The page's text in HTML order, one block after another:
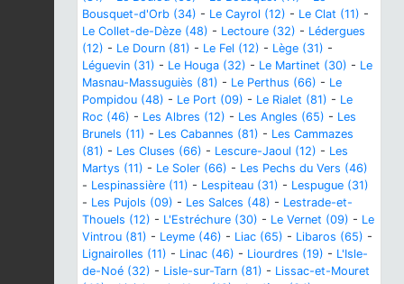
Bousquet-d'Orb (34) - Le Cayrol (12) - Le Clat (11) -
Le Collet-de-Dèze (48) - Lectoure (32) - Lédergues
(12) - Le Dourn (81) - Le Fel (12) - Lège (31) -
Léguevin (31) - Le Houga (32) - Le Martinet (30) - Le
Masnau-Massuguiès (81) - Le Perthus (66) - Le
Pompidou (48) - Le Port (09) - Le Rialet (81) - Le
Roc (46) - Les Albres (12) - Les Angles (65) - Les
Brunels (11) - Les Cabannes (81) - Les Cammazes
(81) - Les Cluses (66) - Lescure-Jaoul (12) - Les
Martys (11) - Le Soler (66) - Les Pechs du Vers (46)
- Lespinassière (11) - Lespiteau (31) - Lespugue (31)
- Les Pujols (09) - Les Salces (48) - Lestrade-et-
Thouels (12) - L'Estréchure (30) - Le Vernet (09) - Le
Vintrou (81) - Leyme (46) - Liac (65) - Libaros (65) -
Lignairolles (11) - Linac (46) - Liourdres (19) - L'Isle-
de-Noé (32) - Lisle-sur-Tarn (81) - Lissac-et-Mouret